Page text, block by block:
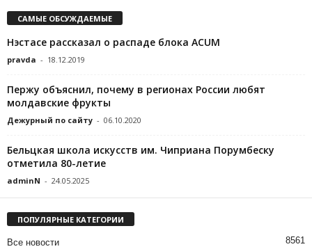
САМЫЕ ОБСУЖДАЕМЫЕ
Нэстасе рассказал о распаде блока ACUM
pravda - 18.12.2019
Пержу объяснил, почему в регионах России любят
молдавские фрукты
Дежурный по сайту - 06.10.2020
Бельцкая школа искусств им. Чиприана Порумбеску
отметила 80-летие
adminN - 24.05.2025
ПОПУЛЯРНЫЕ КАТЕГОРИИ
Все новости 8561